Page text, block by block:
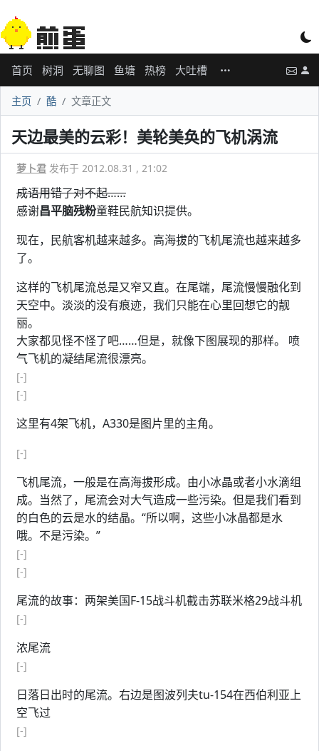
首页 树洞 无聊图 鱼塘 热榜 大吐槽
主页 酷 文章正文
天边最美的云彩！美轮美奂的飞机涡流
萝卜君 发布于 2012.08.31 , 21:02
成语用错了对不起……
感谢昌平脑残粉童鞋民航知识提供。
现在，民航客机越来越多。高海拔的飞机尾流也越来越多
了。
这样的飞机尾流总是又窄又直。在尾端，尾流慢慢融化到
天空中。淡淡的没有痕迹，我们只能在心里回想它的靓
丽。
大家都见怪不怪了吧……但是，就像下图展现的那样。 喷
气飞机的凝结尾流很漂亮。
[-]
[-]
这里有4架飞机，A330是图片里的主角。
[-]
飞机尾流，一般是在高海拔形成。由小冰晶或者小水滴组
成。当然了，尾流会对大气造成一些污染。但是我们看到
的白色的云是水的结晶。“所以啊，这些小冰晶都是水
哦。不是污染。”
[-]
[-]
尾流的故事：两架美国F-15战斗机截击苏联米格29战斗机
[-]
浓尾流
[-]
日落日出时的尾流。右边是图波列夫tu-154在西伯利亚上
空飞过
[-]